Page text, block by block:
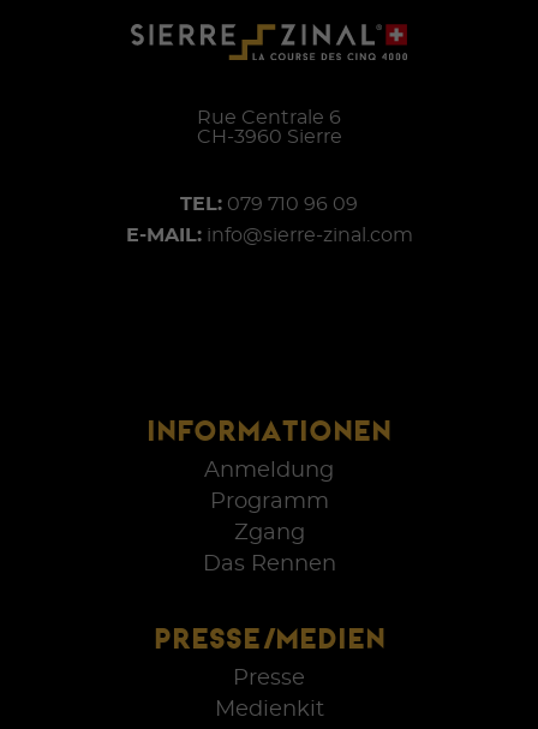
INFORMATIONEN
Anmeldung
Programm
Zgang
Das Rennen
PRESSE/MEDIEN
Presse
Medienkit
Rue Centrale 6
CH-3960 Sierre
TEL: 079 710 96 09
E-MAIL: info@sierre-zinal.com